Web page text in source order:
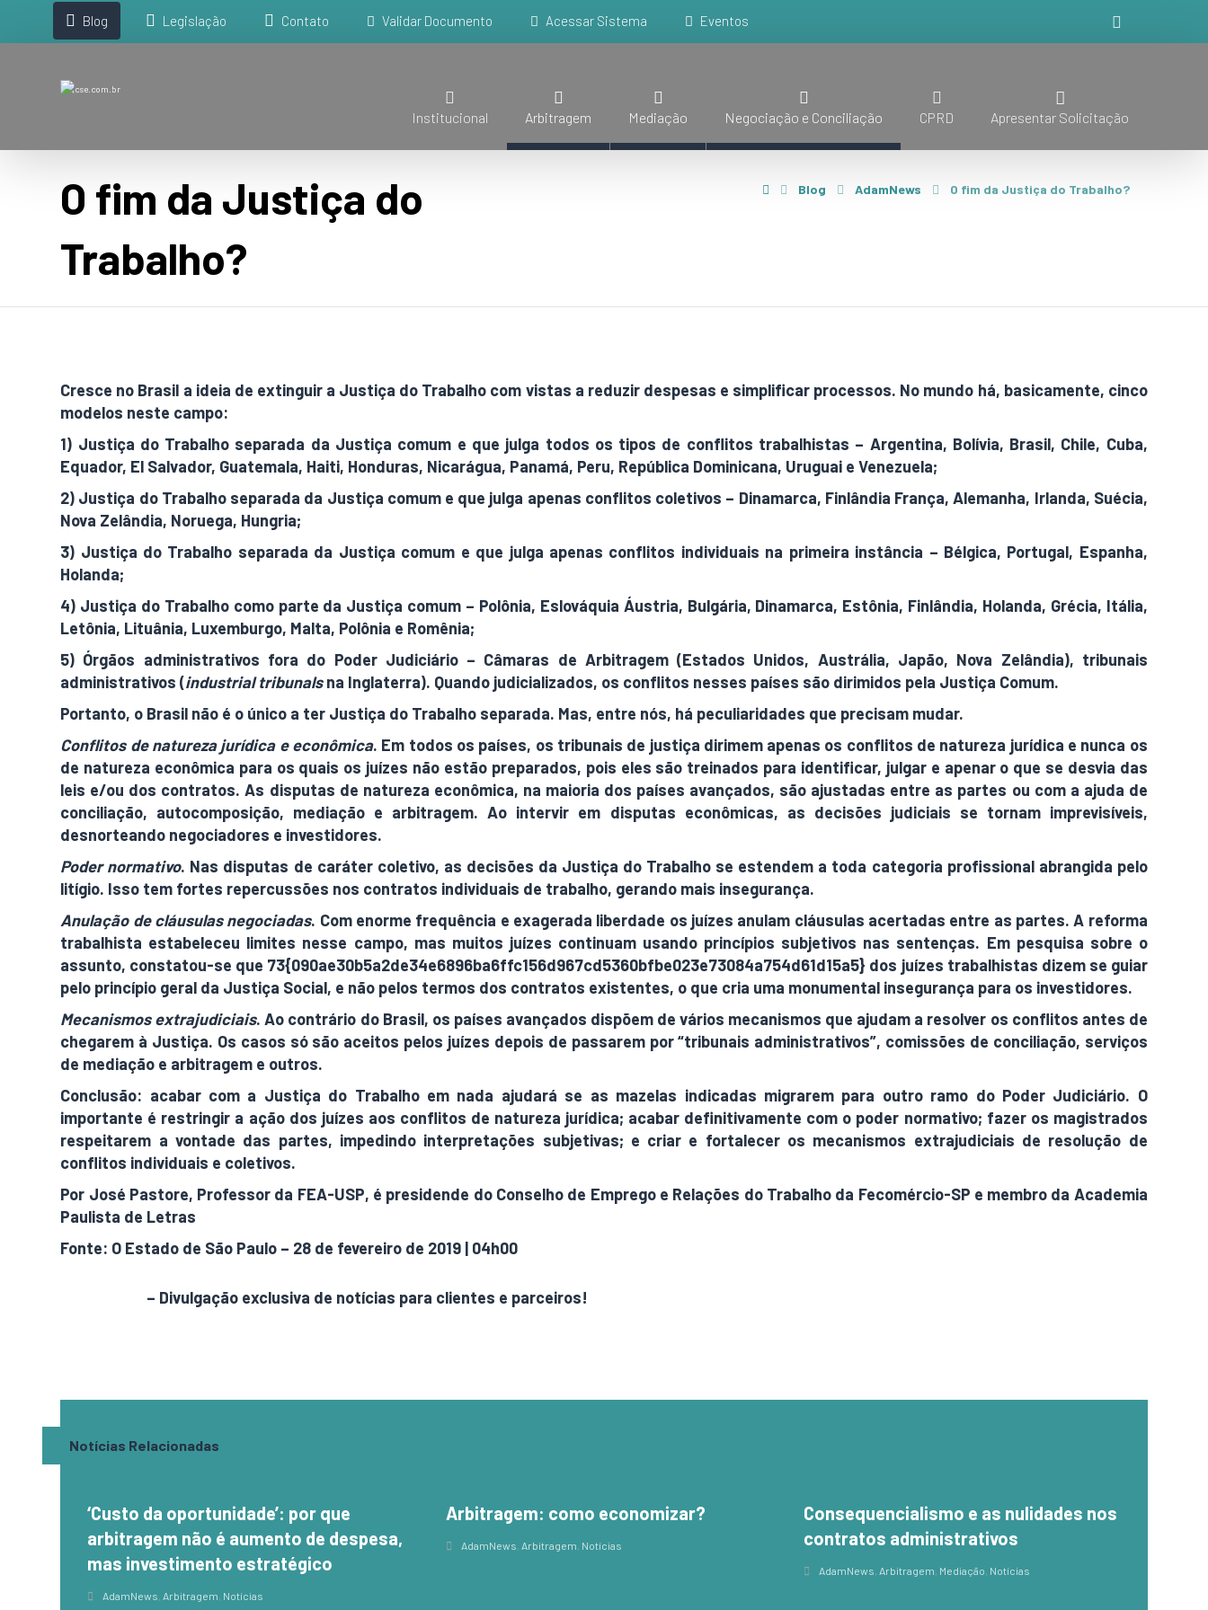
Blog Legislação Contato Validar Documento Acessar Sistema Eventos
Institucional Arbitragem Mediação Negociação e Conciliação CPRD Apresentar Solicitação
O fim da Justiça do
Trabalho?
Blog AdamNews O fim da Justiça do Trabalho?
Cresce no Brasil a ideia de extinguir a Justiça do Trabalho com vistas a reduzir despesas e simplificar processos. No mundo há, basicamente, cinco
modelos neste campo:
1) Justiça do Trabalho separada da Justiça comum e que julga todos os tipos de conflitos trabalhistas – Argentina, Bolívia, Brasil, Chile, Cuba,
Equador, El Salvador, Guatemala, Haiti, Honduras, Nicarágua, Panamá, Peru, República Dominicana, Uruguai e Venezuela;
2) Justiça do Trabalho separada da Justiça comum e que julga apenas conflitos coletivos – Dinamarca, Finlândia França, Alemanha, Irlanda, Suécia,
Nova Zelândia, Noruega, Hungria;
3) Justiça do Trabalho separada da Justiça comum e que julga apenas conflitos individuais na primeira instância – Bélgica, Portugal, Espanha,
Holanda;
4) Justiça do Trabalho como parte da Justiça comum – Polônia, Eslováquia Áustria, Bulgária, Dinamarca, Estônia, Finlândia, Holanda, Grécia, Itália,
Letônia, Lituânia, Luxemburgo, Malta, Polônia e Romênia;
5) Órgãos administrativos fora do Poder Judiciário – Câmaras de Arbitragem (Estados Unidos, Austrália, Japão, Nova Zelândia), tribunais
administrativos (industrial tribunalsna Inglaterra). Quando judicializados, os conflitos nesses países são dirimidos pela Justiça Comum.
Portanto, o Brasil não é o único a ter Justiça do Trabalho separada. Mas, entre nós, há peculiaridades que precisam mudar.
Conflitos de natureza jurídica e econômica. Em todos os países, os tribunais de justiça dirimem apenas os conflitos de natureza jurídica e nunca os
de natureza econômica para os quais os juízes não estão preparados, pois eles são treinados para identificar, julgar e apenar o que se desvia das
leis e/ou dos contratos. As disputas de natureza econômica, na maioria dos países avançados, são ajustadas entre as partes ou com a ajuda de
conciliação, autocomposição, mediação e arbitragem. Ao intervir em disputas econômicas, as decisões judiciais se tornam imprevisíveis,
desnorteando negociadores e investidores.
Poder normativo. Nas disputas de caráter coletivo, as decisões da Justiça do Trabalho se estendem a toda categoria profissional abrangida pelo
litígio. Isso tem fortes repercussões nos contratos individuais de trabalho, gerando mais insegurança.
Anulação de cláusulas negociadas. Com enorme frequência e exagerada liberdade os juízes anulam cláusulas acertadas entre as partes. A reforma
trabalhista estabeleceu limites nesse campo, mas muitos juízes continuam usando princípios subjetivos nas sentenças. Em pesquisa sobre o
assunto, constatou-se que 73{090ae30b5a2de34e6896ba6ffc156d967cd5360bfbe023e73084a754d61d15a5} dos juízes trabalhistas dizem se guiar
pelo princípio geral da Justiça Social, e não pelos termos dos contratos existentes, o que cria uma monumental insegurança para os investidores.
Mecanismos extrajudiciais. Ao contrário do Brasil, os países avançados dispõem de vários mecanismos que ajudam a resolver os conflitos antes de
chegarem à Justiça. Os casos só são aceitos pelos juízes depois de passarem por “tribunais administrativos”, comissões de conciliação, serviços
de mediação e arbitragem e outros.
Conclusão: acabar com a Justiça do Trabalho em nada ajudará se as mazelas indicadas migrarem para outro ramo do Poder Judiciário. O
importante é restringir a ação dos juízes aos conflitos de natureza jurídica; acabar definitivamente com o poder normativo; fazer os magistrados
respeitarem a vontade das partes, impedindo interpretações subjetivas; e criar e fortalecer os mecanismos extrajudiciais de resolução de
conflitos individuais e coletivos.
Por José Pastore, Professor da FEA-USP, é presidende do Conselho de Emprego e Relações do Trabalho da Fecomércio-SP e membro da Academia
Paulista de Letras
Fonte: O Estado de São Paulo – 28 de fevereiro de 2019 | 04h00
– Divulgação exclusiva de notícias para clientes e parceiros!
Notícias Relacionadas
‘Custo da oportunidade’: por que
arbitragem não é aumento de despesa,
mas investimento estratégico
AdamNews, Arbitragem, Notícias
Arbitragem: como economizar?
AdamNews, Arbitragem, Notícias
Consequencialismo e as nulidades nos
contratos administrativos
AdamNews, Arbitragem, Mediação, Notícias